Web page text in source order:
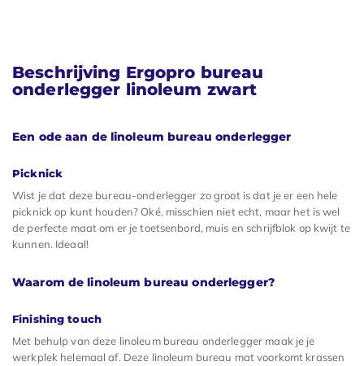
Beschrijving Ergopro bureau
onderlegger linoleum zwart
Een ode aan de linoleum bureau onderlegger
Picknick
Wist je dat deze bureau-onderlegger zo groot is dat je er een hele
picknick op kunt houden? Oké, misschien niet echt, maar het is wel
de perfecte maat om er je toetsenbord, muis en schrijfblok op kwijt te
kunnen. Ideaal!
Waarom de linoleum bureau onderlegger?
Finishing touch
Met behulp van deze linoleum bureau onderlegger maak je je
werkplek helemaal af. Deze linoleum bureau mat voorkomt krassen